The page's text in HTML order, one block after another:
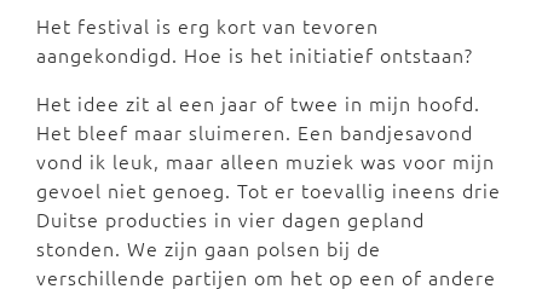
Het festival is erg kort van tevoren
aangekondigd. Hoe is het initiatief ontstaan?
Het idee zit al een jaar of twee in mijn hoofd.
Het bleef maar sluimeren. Een bandjesavond
vond ik leuk, maar alleen muziek was voor mijn
gevoel niet genoeg. Tot er toevallig ineens drie
Duitse producties in vier dagen gepland
stonden. We zijn gaan polsen bij de
verschillende partijen om het op een of andere